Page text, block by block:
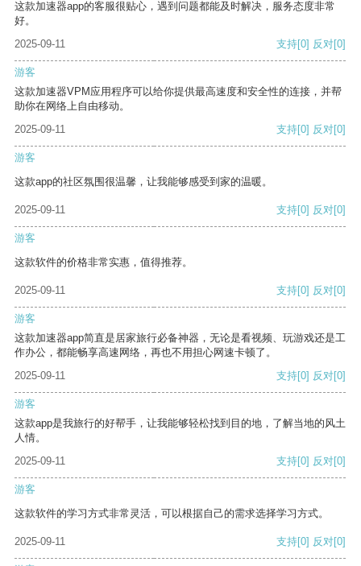
这款加速器app的客服很贴心，遇到问题都能及时解决，服务态度非常
好。
2025-09-11
支持[0] 反对[0]
游客
这款加速器VPM应用程序可以给你提供最高速度和安全性的连接，并帮
助你在网络上自由移动。
2025-09-11
支持[0] 反对[0]
游客
这款app的社区氛围很温馨，让我能够感受到家的温暖。
2025-09-11 支持[0] 反对[0]
游客
这款软件的价格非常实惠，值得推荐。
2025-09-11 支持[0] 反对[0]
游客
这款加速器app简直是居家旅行必备神器，无论是看视频、玩游戏还是工
作办公，都能畅享高速网络，再也不用担心网速卡顿了。
2025-09-11
支持[0] 反对[0]
游客
这款app是我旅行的好帮手，让我能够轻松找到目的地，了解当地的风土
人情。
2025-09-11
支持[0] 反对[0]
游客
这款软件的学习方式非常灵活，可以根据自己的需求选择学习方式。
2025-09-11 支持[0] 反对[0]